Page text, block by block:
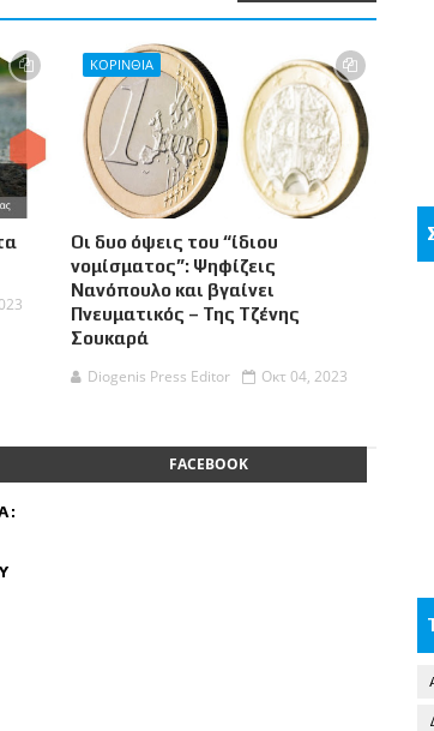
ΚΟΡΙΝΘΙΑ
Οι δυο όψεις του “ίδιου
νομίσματος”: Ψηφίζεις
Νανόπουλο και βγαίνει
Πνευματικός – Της Τζένης
Σουκαρά
Diogenis Press Editor
Οκτ 04, 2023
FACEBOOK